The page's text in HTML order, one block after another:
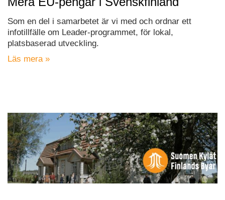
Som en del i samarbetet är vi med och ordnar ett
infotillfälle om Leader-programmet, för lokal,
platsbaserad utveckling.
Läs mera »